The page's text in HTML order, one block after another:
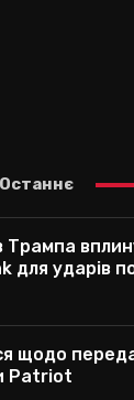
Останнє
Трампа
для ударів
щодо
Patriot